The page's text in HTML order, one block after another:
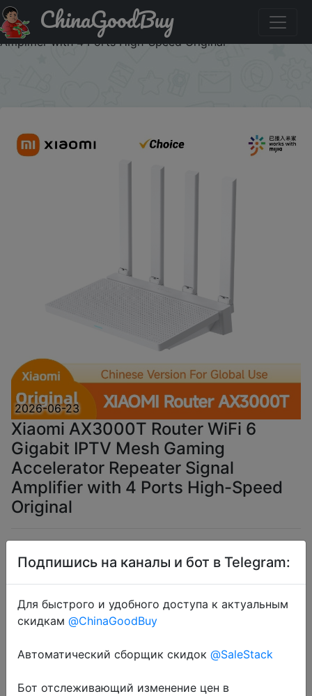
Купить по скидке :BDUA04 Xiaomi AX3000T Router WiFi
6 Gigabit IPTV Mesh Gaming Accelerator Repeater Signal
Amplifier with 4 Ports High-Speed Original
ChinaGoodBuy
2026-06-23
Xiaomi AX3000T Router WiFi 6
Gigabit IPTV Mesh Gaming
Accelerator Repeater Signal
Amplifier with 4 Ports High-Speed
Original
$28.52
Промокод: "BDUA04"
Перейти в магазин
Подпишись на каналы и бот в Telegram:
Для быстрого и удобного доступа к актуальным
скидкам @ChinaGoodBuy
Автоматический сборщик скидок @SaleStack
Бот отслеживающий изменение цен в